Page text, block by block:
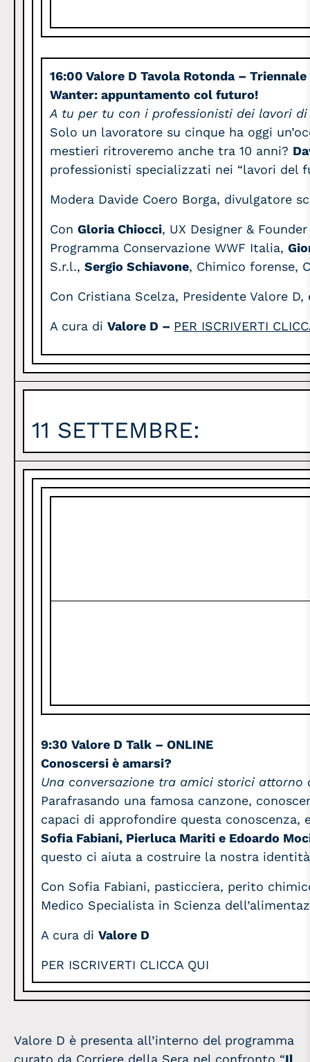
16:00 Valore D Tavola Rotonda –
Wanter: appuntamento col futuro!
A tu per tu con i professionisti dei lavori
Solo un lavoratore su cinque ha oggi
mestieri ritroveremo anche tra 10 anni?
professionisti specializzati nei “lavori del
Modera Davide Coero Borga, divulgatore
ConGloria Chiocci, UX Designer &
Programma Conservazione WWF Italia,
S.r.l.,Sergio Schiavone, Chimico forense,
Con Cristiana Scelza, Presidente Valore
A cura diValore D – PER ISCRIVERTI
11 SETTEMBRE:
9:30Valore D Talk – ONLINE
Conoscersi è amarsi?
Una conversazione tra amici storici attorno
Parafrasando una famosa canzone,
capaci di approfondire questa
Sofia Fabiani, Pierluca Mariti e Edoardo
questo ci aiuta a costruire la nostra
Con Sofia Fabiani, pasticciera, perito
Medico Specialista in Scienza
A cura diValore D
PER ISCRIVERTI CLICCA QUI
Valore D è presenta all’interno del programma
curato da Corriere della Sera nel confronto “Il